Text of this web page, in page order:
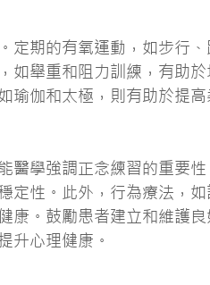
定期的有氧運動，如步行
如舉重和阻力訓練，有助
瑜伽和太極，則有助於提
醫學強調正念練習的重要
定性。此外，行為療法，
康。鼓勵患者建立和維護
升心理健康。